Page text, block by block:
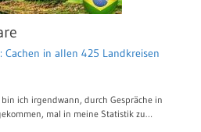
Cachen in allen 425 Landkreisen
ich irgendwann, durch Gespräche in
mal in meine Statistik zu…